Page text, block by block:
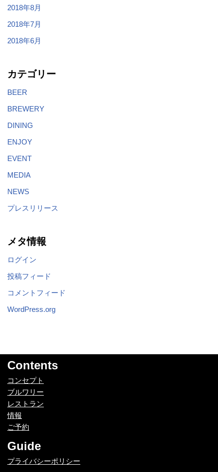
2018年8月
2018年7月
2018年6月
カテゴリー
BEER
BREWERY
DINING
ENJOY
EVENT
MEDIA
NEWS
プレスリリース
メタ情報
ログイン
投稿フィード
コメントフィード
WordPress.org
Contents
コンセプト
ブルワリー
レストラン
情報
ご予約
Guide
プライバシーポリシー